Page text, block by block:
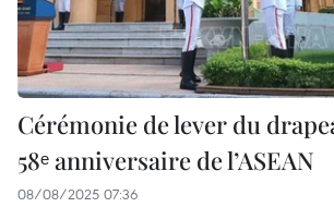
Cérémonie de lever du
58ᵉ anniversaire de l’ASEAN
08/08/2025 07:36